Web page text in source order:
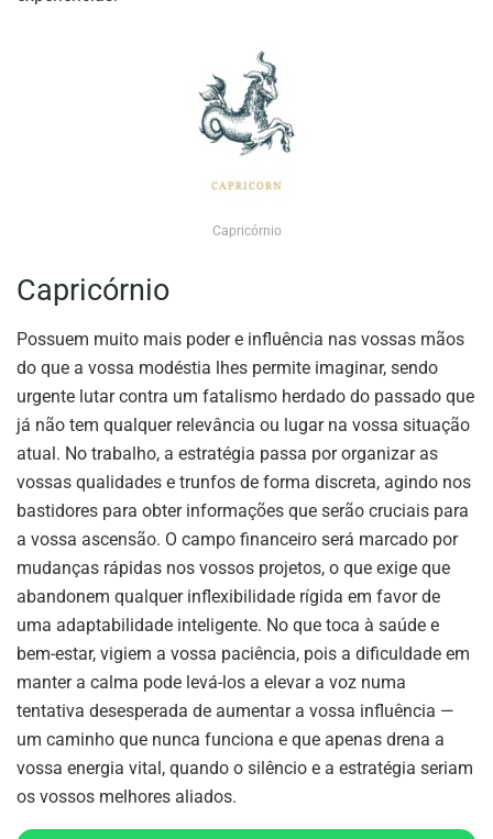
Capricórnio
Capricórnio
Possuem muito mais poder e influência nas vossas mãos
do que a vossa modéstia lhes permite imaginar, sendo
urgente lutar contra um fatalismo herdado do passado que
já não tem qualquer relevância ou lugar na vossa situação
atual. No trabalho, a estratégia passa por organizar as
vossas qualidades e trunfos de forma discreta, agindo nos
bastidores para obter informações que serão cruciais para
a vossa ascensão. O campo financeiro será marcado por
mudanças rápidas nos vossos projetos, o que exige que
abandonem qualquer inflexibilidade rígida em favor de
uma adaptabilidade inteligente. No que toca à saúde e
bem-estar, vigiem a vossa paciência, pois a dificuldade em
manter a calma pode levá-los a elevar a voz numa
tentativa desesperada de aumentar a vossa influência —
um caminho que nunca funciona e que apenas drena a
vossa energia vital, quando o silêncio e a estratégia seriam
os vossos melhores aliados.